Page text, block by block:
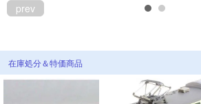
prev
在庫処分＆特価商品